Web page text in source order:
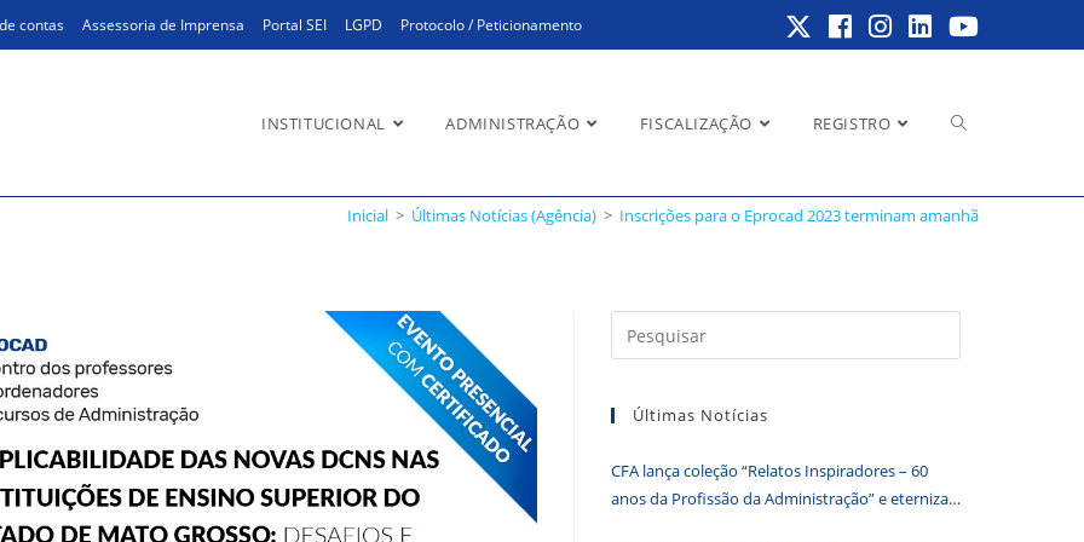
contas Assessoria de Imprensa Portal SEI LGPD Protocolo / Peticionamento
INSTITUCIONAL ADMINISTRAÇÃO FISCALIZAÇÃO REGISTRO Alternar
do
2023 terminam amanhã
Inicial > Últimas Notícias (Agência) > Inscrições para o Eprocad 2023 terminam amanhã
a
o
Últimas Notícias
CFA lança coleção “Relatos Inspiradores – 60
anos da Profissão da Administração” e eterniza